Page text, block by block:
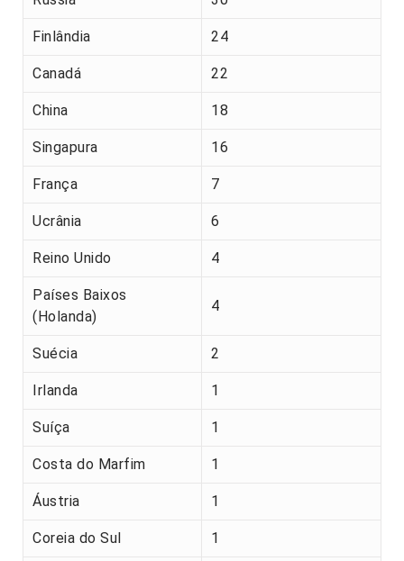
Finlândia 24
Canadá 22
China 18
Singapura 16
França 7
Ucrânia 6
Reino Unido 4
Países Baixos
(Holanda)
4
Suécia 2
Irlanda 1
Suíça 1
Costa do Marfim 1
Áustria 1
Coreia do Sul 1